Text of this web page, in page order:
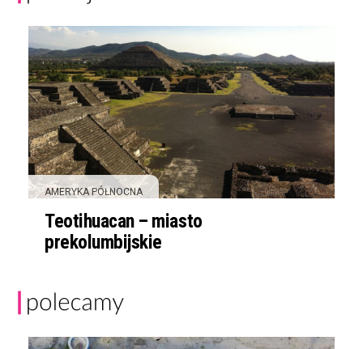
AMERYKA PÓŁNOCNA
Teotihuacan – miasto
prekolumbijskie